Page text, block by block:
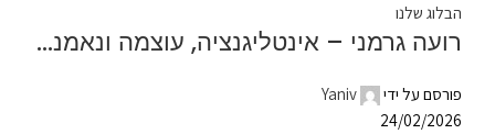
הבלוג שלנו
רועה גרמני – אינטליגנציה, עוצמה ונאמנות
פורסם על ידי
Yaniv
24/02/2026